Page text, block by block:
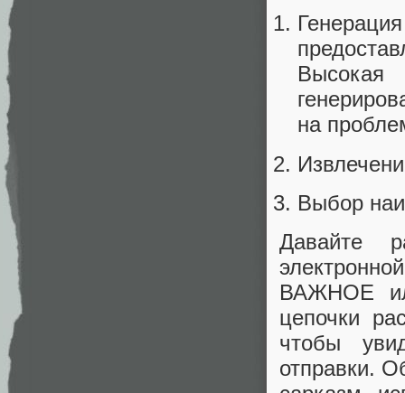
Высокая
на
Выбор
Давайте
ВАЖНОЕ
цепочки
чтобы
отправки.